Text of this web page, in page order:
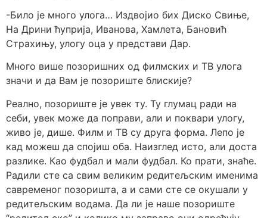
-Било је много улога… Издвојио бих Диско Свиње,
На Дрини ћуприја, Иванова, Хамлета, Бановић
Страхињу, улогу оца у представи Дар.
Много више позоришних од филмских и ТВ улога
значи и да Вам је позориште блискије?
Реално, позориште је увек ту. Ту глумац ради на
себи, увек може да поправи, али и поквари улогу,
живо је, дише. Филм и ТВ су друга форма. Лепо је
кад можеш да спојиш оба. Наизглед исто, али доста
разлике. Као фудбал и мали фудбал. Ко прати, знаће.
Радили сте са свим великим редитељским именима
савременог позоришта, а и сами сте се окушали у
редитељским водама. Да ли је наше позориште